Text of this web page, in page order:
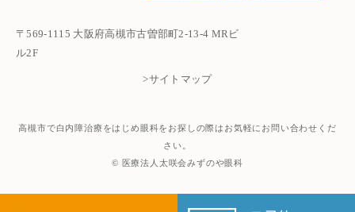
〒569-1115 大阪府高槻市古曽部町2-13-4 MRビ
ル2F
>サイトマップ
高槻市で白内障治療をはじめ眼科をお探しの際はお気軽にお問い合わせくだ
さい。
© 医療法人太咲会みずのや眼科